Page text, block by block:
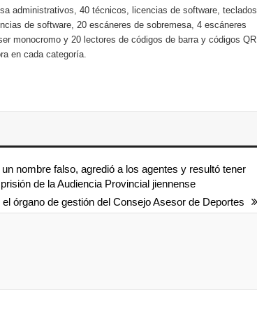
administrativos, 40 técnicos, licencias de software, teclados
de software, 20 escáneres de sobremesa, 4 escáneres
monocromo y 20 lectores de códigos de barra y códigos QR
en cada categoría.
nombre falso, agredió a los agentes y resultó tener
de la Audiencia Provincial jiennense
el órgano de gestión del Consejo Asesor de Deportes